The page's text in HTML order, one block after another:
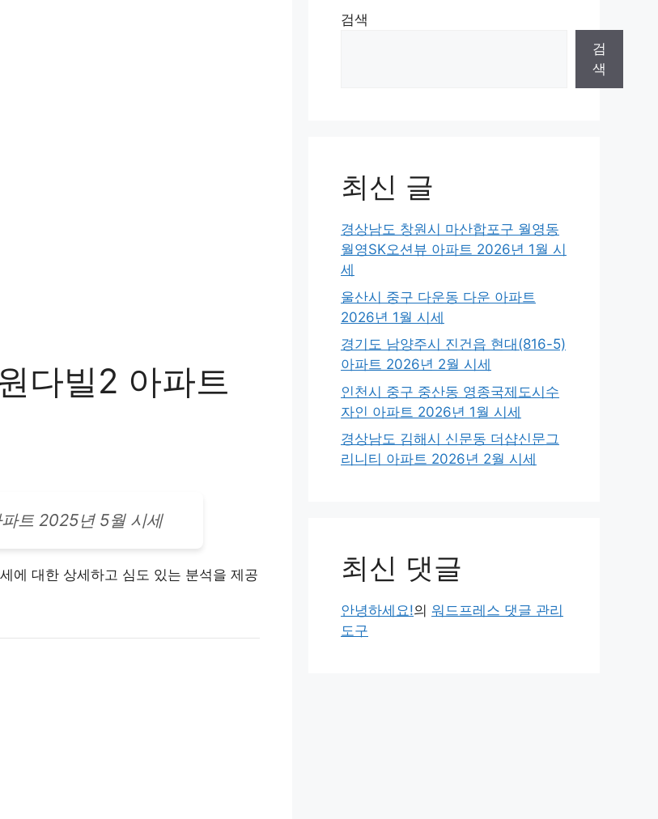
다빌2 아파트
트2025년 5월 시세
에 대한 상세하고 심도 있는 분석을 제공
검색
검
색
최신 글
경상남도 창원시 마산합포구 월영동
월영SK오션뷰 아파트 2026년 1월 시
세
울산시 중구 다운동 다운 아파트
2026년 1월 시세
경기도 남양주시 진건읍 현대(816-5)
아파트 2026년 2월 시세
인천시 중구 중산동 영종국제도시수
자인 아파트 2026년 1월 시세
경상남도 김해시 신문동 더샵신문그
리니티 아파트 2026년 2월 시세
최신 댓글
안녕하세요!의 워드프레스 댓글 관리
도구